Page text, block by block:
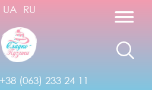
+38 (063) 233 24 11
UA RU